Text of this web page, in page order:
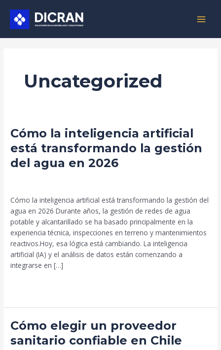
contenido
Uncategorized
Cómo la inteligencia artificial
está transformando la gestión
del agua en 2026
Cómo la inteligencia artificial está transformando la gestión del
agua en 2026 Durante años, la gestión de redes de agua
potable y alcantarillado se ha basado principalmente en la
experiencia técnica, inspecciones en terreno y mantenimientos
reactivos.Hoy, esa lógica está cambiando. La inteligencia
artificial (IA) y el análisis de datos están comenzando a
integrarse en […]
Cómo
inteligencia
artificial
la
del
agua
en
2026
Cómo elegir un proveedor
sanitario confiable en Chile
Cómo
un